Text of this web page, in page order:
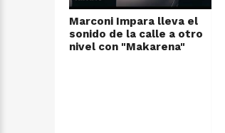
Marconi Impara lleva el
sonido de la calle a otro
nivel con "Makarena"